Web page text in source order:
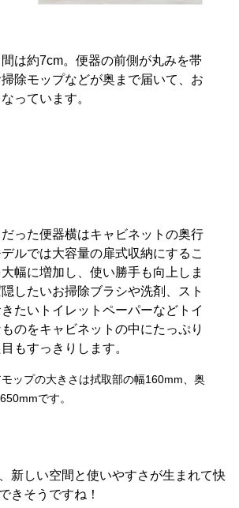
は約7cm。便器の前側が丸みを帯
除モップなどが奥まで届いて、お
っています。
った便器横はキャビネットの奥行
ルでは大容量の扉式収納にするこ
幅に増加し、使い勝手も向上しま
したいお掃除ブラシや洗剤、スト
たいトイレットペーパーなどトイ
のをキャビネットの中にたっぷり
もすっきりします。
ップの大きさは拭取部の幅160mm、奥
です。
新しい空間と使いやすさが生まれて快
きそうですね！